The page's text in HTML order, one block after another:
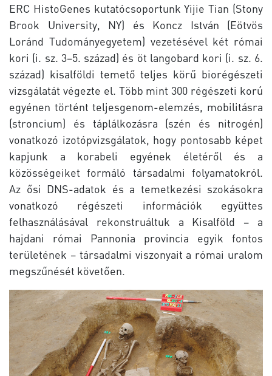
ERC HistoGenes kutatócsoportunk Yijie Tian (Stony
Brook University, NY) és Koncz István (Eötvös
Loránd Tudományegyetem) vezetésével két római
kori (i. sz. 3–5. század) és öt langobard kori (i. sz. 6.
század) kisalföldi temető teljes körű biorégészeti
vizsgálatát végezte el. Több mint 300 régészeti korú
egyénen történt teljesgenom-elemzés, mobilitásra
(stroncium) és táplálkozásra (szén és nitrogén)
vonatkozó izotópvizsgálatok, hogy pontosabb képet
kapjunk a korabeli egyének életéről és a
közösségeiket formáló társadalmi folyamatokról.
Az ősi DNS-adatok és a temetkezési szokásokra
vonatkozó régészeti információk együttes
felhasználásával rekonstruáltuk a Kisalföld – a
hajdani római Pannonia provincia egyik fontos
területének – társadalmi viszonyait a római uralom
megszűnését követően.